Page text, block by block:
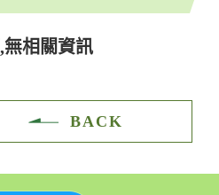
相關資訊
BACK